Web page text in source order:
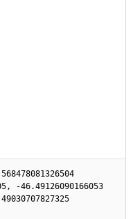
-46.49126090166053